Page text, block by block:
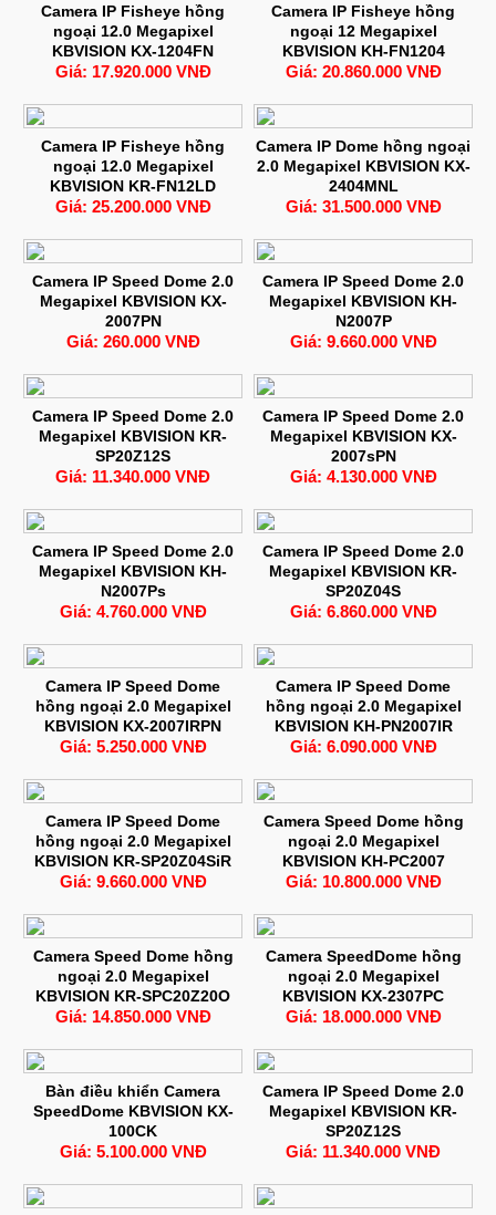
Camera IP Fisheye hồng
ngoại 12.0 Megapixel
KBVISION KX-1204FN
Giá: 17.920.000 VNĐ
Camera IP Fisheye hồng
ngoại 12 Megapixel
KBVISION KH-FN1204
Giá: 20.860.000 VNĐ
Camera IP Fisheye hồng
ngoại 12.0 Megapixel
KBVISION KR-FN12LD
Giá: 25.200.000 VNĐ
Camera IP Dome hồng ngoại
2.0 Megapixel KBVISION KX-
2404MNL
Giá: 31.500.000 VNĐ
Camera IP Speed Dome 2.0
Megapixel KBVISION KX-
2007PN
Giá: 260.000 VNĐ
Camera IP Speed Dome 2.0
Megapixel KBVISION KH-
N2007P
Giá: 9.660.000 VNĐ
Camera IP Speed Dome 2.0
Megapixel KBVISION KR-
SP20Z12S
Giá: 11.340.000 VNĐ
Camera IP Speed Dome 2.0
Megapixel KBVISION KX-
2007sPN
Giá: 4.130.000 VNĐ
Camera IP Speed Dome 2.0
Megapixel KBVISION KH-
N2007Ps
Giá: 4.760.000 VNĐ
Camera IP Speed Dome 2.0
Megapixel KBVISION KR-
SP20Z04S
Giá: 6.860.000 VNĐ
Camera IP Speed Dome
hồng ngoại 2.0 Megapixel
KBVISION KX-2007IRPN
Giá: 5.250.000 VNĐ
Camera IP Speed Dome
hồng ngoại 2.0 Megapixel
KBVISION KH-PN2007IR
Giá: 6.090.000 VNĐ
Camera IP Speed Dome
hồng ngoại 2.0 Megapixel
KBVISION KR-SP20Z04SiR
Giá: 9.660.000 VNĐ
Camera Speed Dome hồng
ngoại 2.0 Megapixel
KBVISION KH-PC2007
Giá: 10.800.000 VNĐ
Camera Speed Dome hồng
ngoại 2.0 Megapixel
KBVISION KR-SPC20Z20O
Giá: 14.850.000 VNĐ
Camera SpeedDome hồng
ngoại 2.0 Megapixel
KBVISION KX-2307PC
Giá: 18.000.000 VNĐ
Bàn điều khiển Camera
SpeedDome KBVISION KX-
100CK
Giá: 5.100.000 VNĐ
Camera IP Speed Dome 2.0
Megapixel KBVISION KR-
SP20Z12S
Giá: 11.340.000 VNĐ